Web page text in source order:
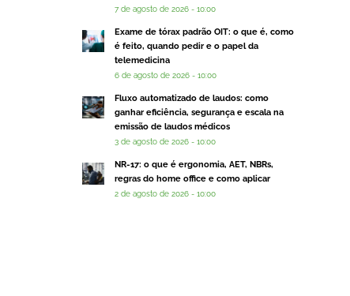
7 de agosto de 2026 - 10:00
Exame de tórax padrão OIT: o que é, como
é feito, quando pedir e o papel da
telemedicina
6 de agosto de 2026 - 10:00
Fluxo automatizado de laudos: como
ganhar eficiência, segurança e escala na
emissão de laudos médicos
3 de agosto de 2026 - 10:00
NR-17: o que é ergonomia, AET, NBRs,
regras do home office e como aplicar
2 de agosto de 2026 - 10:00